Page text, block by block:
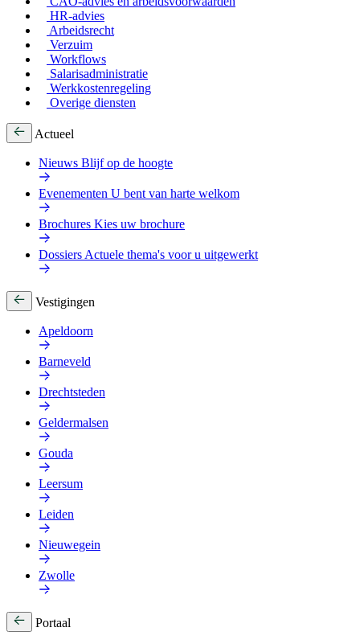
HR-advies
Arbeidsrecht
Verzuim
Workflows
Salarisadministratie
Werkkostenregeling
Overige diensten
Actueel
Nieuws Blijf op de hoogte
Evenementen U bent van harte welkom
Brochures Kies uw brochure
Dossiers Actuele thema's voor u uitgewerkt
Vestigingen
Apeldoorn
Barneveld
Drechtsteden
Geldermalsen
Gouda
Leersum
Leiden
Nieuwegein
Zwolle
Portaal